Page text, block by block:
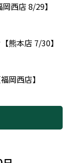
西店 8/29】
熊本店 7/30】
岡西店】